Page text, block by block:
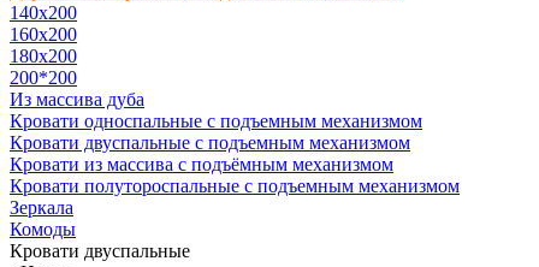
140x200
160х200
180х200
200*200
Из массива дуба
Кровати односпальные с подъемным механизмом
Кровати двуспальные с подъемным механизмом
Кровати из массива с подъёмным механизмом
Кровати полутороспальные с подъемным механизмом
Зеркала
Комоды
Кровати двуспальные